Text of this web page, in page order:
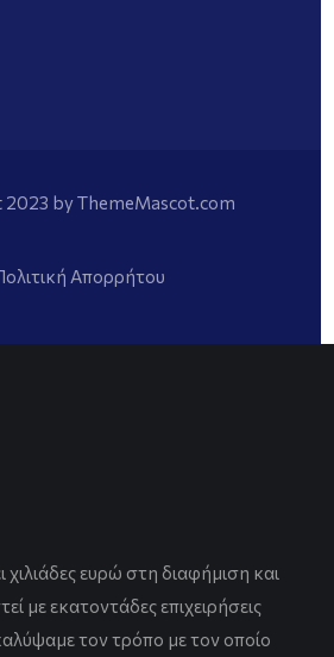
by ThemeMascot.com
Απορρήτου
χιλιάδες ευρώ στη διαφήμιση και
με εκατοντάδες επιχειρήσεις
τον τρόπο με τον οποίο